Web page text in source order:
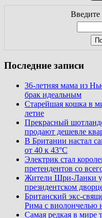
Введите
Последние записи
36-летняя мама из
брак идеальным
Старейшая кошка в
летие
Прекрасный
продают дешевле
В Британии настал
от 40 к 43°C
Электрик стал
претендентов со
Жители Шри-Ланки
президентском
Британский экс-
Рима с виолончелью
Самая редкая в мире